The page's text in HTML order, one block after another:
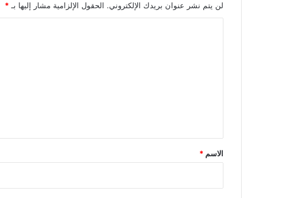
لن يتم نشر عنوان بريدك الإلكتروني. الحقول الإلزامية مشار إليها بـ*
*
الاسم *